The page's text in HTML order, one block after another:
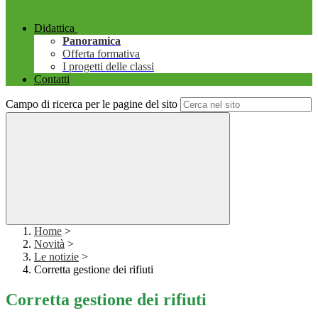
Didattica
Panoramica
Offerta formativa
I progetti delle classi
Contatti
Campo di ricerca per le pagine del sito
Home >
Novità >
Le notizie >
Corretta gestione dei rifiuti
Corretta gestione dei rifiuti